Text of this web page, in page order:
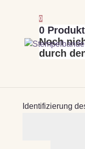
0
0
Noch
durch
Identifizierung